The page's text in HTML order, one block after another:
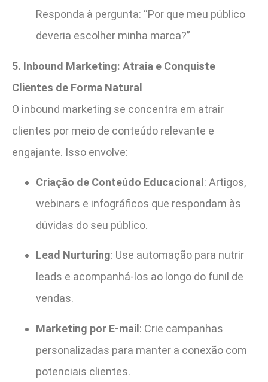
Responda à pergunta: “Por que meu público
deveria escolher minha marca?”
5. Inbound Marketing: Atraia e Conquiste
Clientes de Forma Natural
O inbound marketing se concentra em atrair
clientes por meio de conteúdo relevante e
engajante. Isso envolve:
Criação de Conteúdo Educacional : Artigos,
webinars e infográficos que respondam às
dúvidas do seu público.
Lead Nurturing: Use automação para nutrir
leads e acompanhá-los ao longo do funil de
vendas.
Marketing por E-mail: Crie campanhas
personalizadas para manter a conexão com
potenciais clientes.